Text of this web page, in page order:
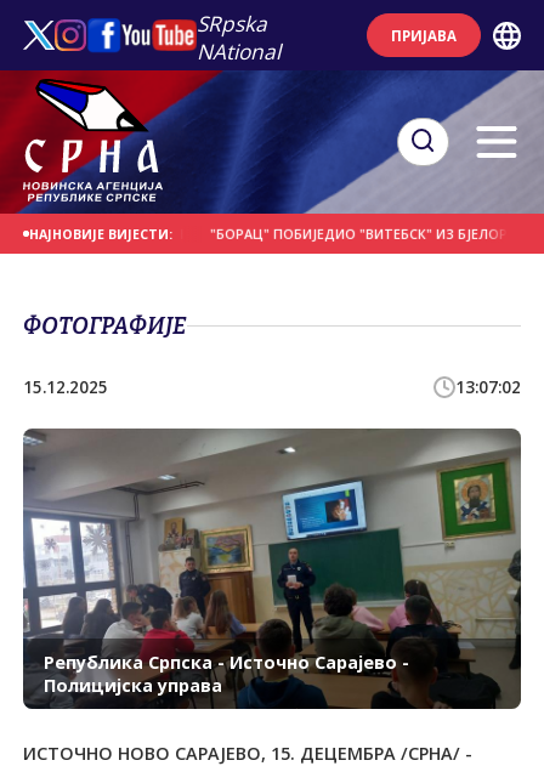
SRpska
NAtional
ПРИЈАВА
НАЈНОВИЈЕ ВИЈЕСТИ:
СЕ НА ДАНАШЊИ ДАН "БОРАЦ" ПОБИЈЕДИО "ВИТЕБСК" ИЗ БЈЕЛОРУСИЈЕ
ФОТОГРАФИЈЕ
15.12.2025 13:07:02
Република Српска - Источно Сарајево -
Полицијска управа
ИСТОЧНО НОВО САРАЈЕВО, 15. ДЕЦЕМБРА /СРНА/ -